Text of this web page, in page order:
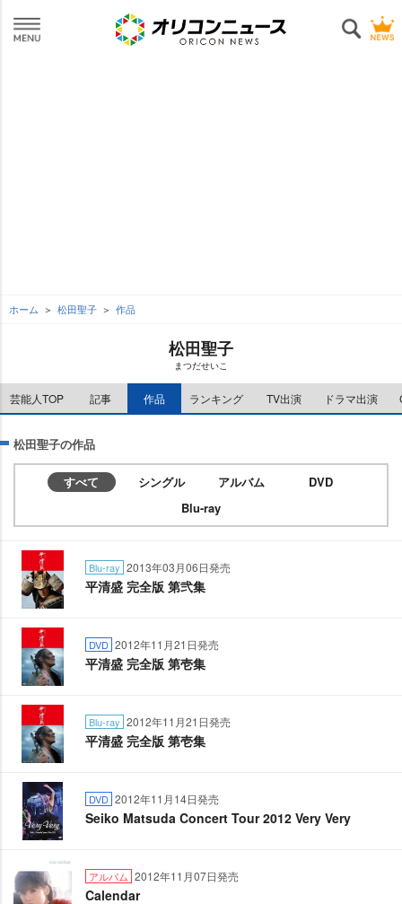
ホーム 松田聖子 作品
松田聖子
まつだせいこ
芸能人TOP 記事 作品 ランキング TV出演 ドラマ出演
松田聖子の作品
すべて シングル アルバム
DVD
Blu-ray
Blu-ray 2013年03月06日発売
平清盛 完全版 第弐集
DVD 2012年11月21日発売
平清盛 完全版 第壱集
Blu-ray 2012年11月21日発売
平清盛 完全版 第壱集
DVD 2012年11月14日発売
Seiko Matsuda Concert Tour 2012 Very Very
アルバム 2012年11月07日発売
Calendar